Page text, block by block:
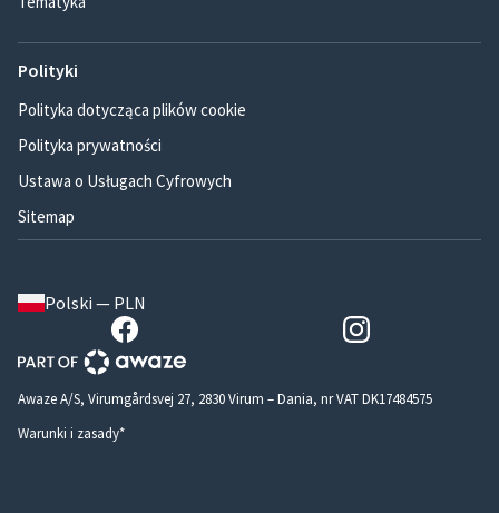
Polityki
Polityka dotycząca plików cookie
Polityka prywatności
Ustawa o Usługach Cyfrowych
Sitemap
Polski — PLN
Awaze A/S, Virumgårdsvej 27, 2830 Virum – Dania, nr VAT DK17484575
Warunki i zasady*